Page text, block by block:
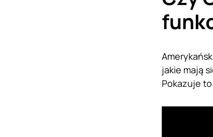
jakie mają
Pokazuje